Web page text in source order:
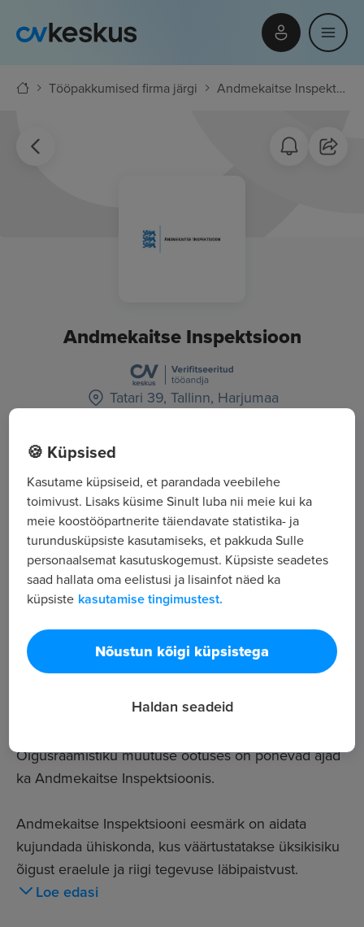
Tööpakkumised firma järgi Andmekaitse Inspektsioon
Andmekaitse Inspektsioon
Tatari 39, Tallinn, Harjumaa
Kõik tööpakkumised
Tööpakkuja tutvustus
34
Töötajate arv
12 896
Vaatamised
andmekaitseõigus on uuenemas ning Euroopa
Liidus valmistutakse isikuandmete kaitse
siseriiklike rakendusaktidega hakkab asendama
Õigusraamistiku muutuse ootuses on põnevad ajad
ka Andmekaitse Inspektsioonis.
Andmekaitse Inspektsiooni eesmärk on aidata
kujundada ühiskonda, kus väärtustatakse üksikisiku
õigust eraelule ja riigi tegevuse läbipaistvust.
Seetõttu tegeleme igapäevaselt nii
Loe edasi
🍪 Küpsised
Kasutame küpsiseid, et parandada veebilehe
toimivust. Lisaks küsime Sinult luba nii meie kui ka
meie koostööpartnerite täiendavate statistika- ja
turundusküpsiste kasutamiseks, et pakkuda Sulle
personaalsemat kasutuskogemust. Küpsiste seadetes
saad hallata oma eelistusi ja lisainfot näed ka
küpsiste kasutamise tingimustest.
Nõustun kõigi küpsistega
Haldan seadeid